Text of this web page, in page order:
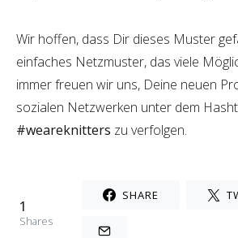
Wir hoffen, dass Dir dieses Muster
einfaches Netzmuster, das viele
immer freuen wir uns, Deine neuen
sozialen Netzwerken unter dem
#weareknitters zu verfolgen.
1
Shares
SHARE